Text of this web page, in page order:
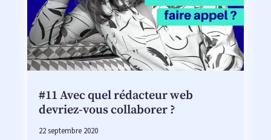
#11 Avec quel rédacteur web
devriez-vous collaborer ?
22 septembre 2020